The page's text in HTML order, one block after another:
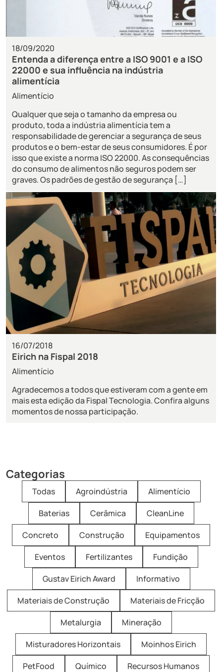
18/09/2020
Entenda a diferença entre a ISO 9001 e a ISO
22000 e sua influência na indústria
alimentícia
Alimentício
Qualquer que seja o tamanho da empresa ou
produto, toda a indústria alimentícia tem a
responsabilidade de gerenciar a segurança de seus
produtos e o bem-estar de seus consumidores. É por
isso que existe a norma ISO 22000. As consequências
do consumo de alimentos não seguros podem ser
graves. Os padrões de gestão de segurança […]
16/07/2018
Eirich na Fispal 2018
Alimentício
Agradecemos a todos que estiveram com a gente em
mais esta edição da Fispal Tecnologia. Confira alguns
momentos de nossa participação.
Categorias
Todas Agroindústria
Alimentício
Baterias
Cerâmica
CleanLine
Concreto
Construção
Equipamentos
Eventos
Fertilizantes
Fundição
Gustav Eirich Award
Informativo
Materiais de Construção
Materiais de Fricção
Metalurgia
Mineração
Misturadores Horizontais
Moinhos Eirich
PetFood
Químico
Recursos Humanos